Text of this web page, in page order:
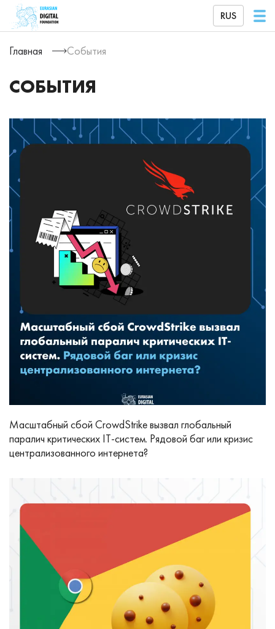
RUS
Главная События
СОБЫТИЯ
Масштабный сбой CrowdStrike вызвал глобальный
паралич критических IT-систем. Рядовой баг или кризис
централизованного интернета?